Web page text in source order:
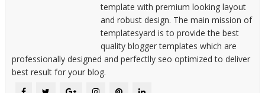
template with premium looking layout
and robust design. The main mission of
templatesyard is to provide the best
quality blogger templates which are
professionally designed and perfectlly seo optimized to deliver
best result for your blog.